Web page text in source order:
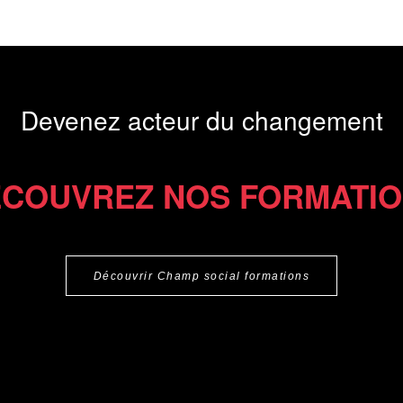
Devenez acteur du changement
NOS
Découvrir Champ social formations